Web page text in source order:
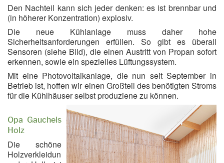
Den Nachteil kann sich jeder denken: es ist brennbar und
(in höherer Konzentration) explosiv.
Die neue Kühlanlage muss daher hohe
Sicherheitsanforderungen erfüllen. So gibt es überall
Sensoren (siehe Bild), die einen Austritt von Propan sofort
erkennen, sowie ein spezielles Lüftungssystem.
Mit eine Photovoltaikanlage, die nun seit September in
Betrieb ist, hoffen wir einen Großteil des benötigten Stroms
für die Kühlhäuser selbst produziene zu können.
Opa Gauchels
Holz
Die schöne
Holzverkleidun